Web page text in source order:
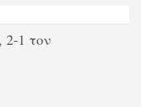
2-1 τον